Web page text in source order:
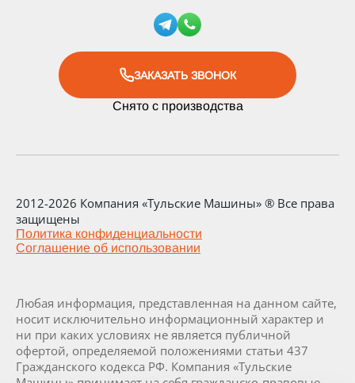
ЗАКАЗАТЬ ЗВОНОК
Снято с производства
2012-2026 Компания «Тульские Машины» ® Все права
защищены
Политика конфиденциальности
Соглашение об использовании
Любая информация, представленная на данном сайте,
носит исключительно информационный характер и
ни при каких условиях не является публичной
офертой, определяемой положениями статьи 437
Гражданского кодекса РФ. Компания «Тульские